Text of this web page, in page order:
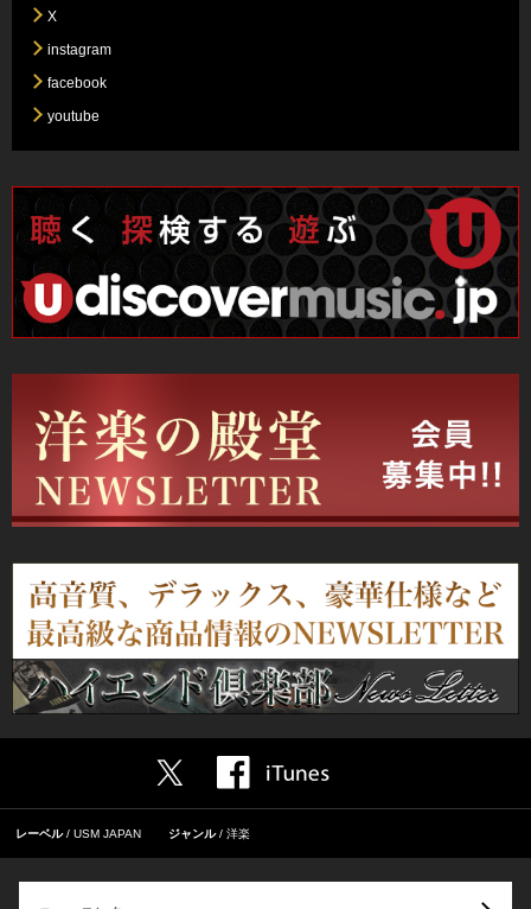
X
instagram
facebook
youtube
レーベル USM JAPAN ジャンル 洋楽